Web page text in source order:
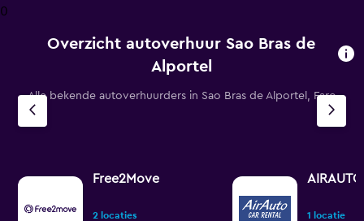
chart
Y
axis
displaying
0
Overzicht autoverhuur Sao Bras de
Alportel
Alle bekende autoverhuurders in Sao Bras de Alportel, Faro
Free2Move
2 locaties
AIRAUTO
1 locatie